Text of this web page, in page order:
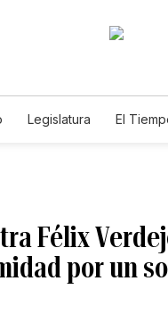
Legislatura El
Félix
por un